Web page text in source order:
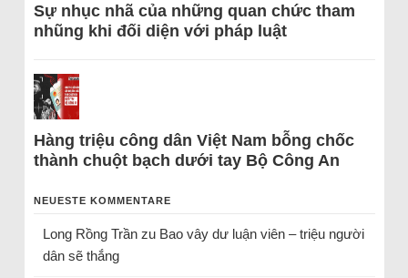
Sự nhục nhã của những quan chức tham
nhũng khi đối diện với pháp luật
Hàng triệu công dân Việt Nam bỗng chốc
thành chuột bạch dưới tay Bộ Công An
NEUESTE KOMMENTARE
Long Rồng Trầnzu Bao vây dư luận viên – triệu người
dân sẽ thắng